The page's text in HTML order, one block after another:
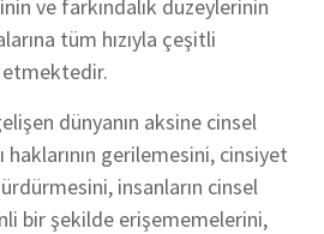
ve farkındalık düzeylerinin
tüm hızıyla çeşitli
dünyanın aksine cinsel
haklarının gerilemesini, cinsiyet
insanların cinsel
bir şekilde erişememelerini,